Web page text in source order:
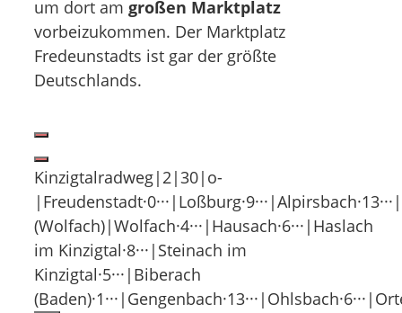
um dort am großen Marktplatz
vorbeizukommen. Der Marktplatz
Fredeunstadts ist gar der größte
Deutschlands.
Kinzigtalradweg|2|30|o-
(Wolfach)|Wolfach·4···|Hausach·6···|Haslach
im Kinzigtal·8···|Steinach im
Kinzigtal·5···|Biberach